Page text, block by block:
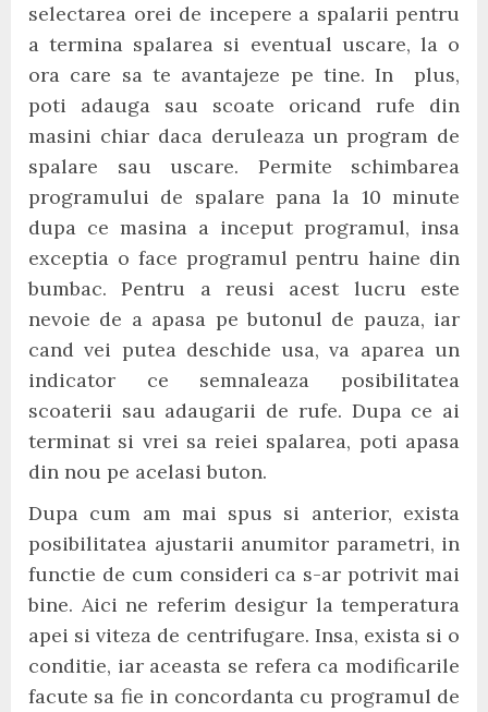
selectarea orei de incepere a spalarii pentru
a termina spalarea si eventual uscare, la o
ora care sa te avantajeze pe tine. In plus,
poti adauga sau scoate oricand rufe din
masini chiar daca deruleaza un program de
spalare sau uscare. Permite schimbarea
programului de spalare pana la 10 minute
dupa ce masina a inceput programul, insa
exceptia o face programul pentru haine din
bumbac. Pentru a reusi acest lucru este
nevoie de a apasa pe butonul de pauza, iar
cand vei putea deschide usa, va aparea un
indicator ce semnaleaza posibilitatea
scoaterii sau adaugarii de rufe. Dupa ce ai
terminat si vrei sa reiei spalarea, poti apasa
din nou pe acelasi buton.
Dupa cum am mai spus si anterior, exista
posibilitatea ajustarii anumitor parametri, in
functie de cum consideri ca s-ar potrivit mai
bine. Aici ne referim desigur la temperatura
apei si viteza de centrifugare. Insa, exista si o
conditie, iar aceasta se refera ca modificarile
facute sa fie in concordanta cu programul de